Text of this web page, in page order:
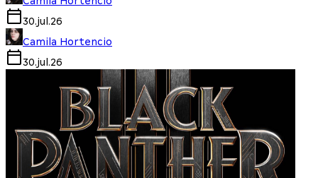
30.jul.26
Camila Hortencio
30.jul.26